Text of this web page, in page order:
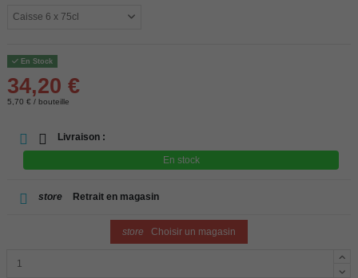
En Stock
34,20 €
5,70 € / bouteille
Livraison :
En stock
store Retrait en magasin
store Choisir un magasin